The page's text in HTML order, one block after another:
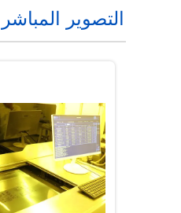
التصوير